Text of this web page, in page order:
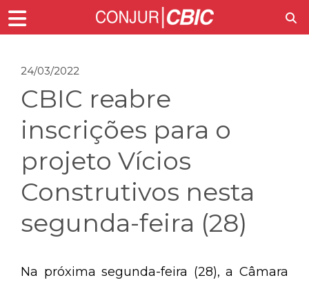
24/03/2022
CBIC reabre
inscrições para o
projeto Vícios
Construtivos nesta
segunda-feira (28)
Na próxima segunda-feira (28), a Câmara